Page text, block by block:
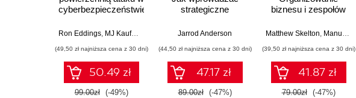
cyberbezpieczeństwie.
ochrony zasobów
Ron Eddings, MJ Kaufmann
(49,50 zł najniższa cena z 30 dni)
50.49 zł
99.00zł (-49%)
strategiczne
biznes i przewodzić
sztucznej inteligencji
Jarrod Anderson
(44,50 zł najniższa cena z 30 dni)
47.17 zł
89.00zł (-47%)
biznesu i zespołów
szybkiego przepływu
Matthew Skelton, Manuel Pais
(39,50 zł najniższa cena z 30 dni)
41.87 zł
79.00zł (-47%)